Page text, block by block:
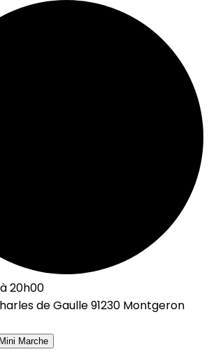
20h00
de Gaulle 91230 Montgeron
Marche